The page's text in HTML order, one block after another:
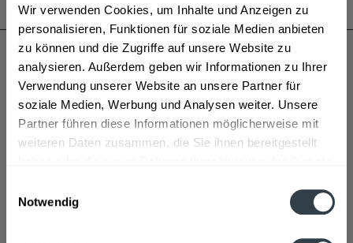
Wir verwenden Cookies, um Inhalte und Anzeigen zu
personalisieren, Funktionen für soziale Medien anbieten
zu können und die Zugriffe auf unsere Website zu
analysieren. Außerdem geben wir Informationen zu Ihrer
Verwendung unserer Website an unsere Partner für
soziale Medien, Werbung und Analysen weiter. Unsere
Partner führen diese Informationen möglicherweise mit
weiteren Daten zusammen, die Sie ihnen bereitgestellt
Notwendig
Es gilt unsereDatenschutzerklärung
Johann Topf